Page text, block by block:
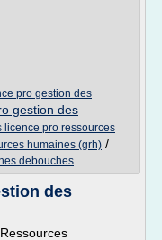
pro gestion des
gestion des
licence pro ressources
humaines (grh) /
debouches
des